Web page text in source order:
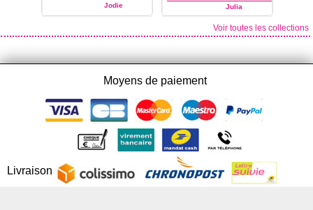
Jodie Julia
LOUISA BRACQ
Voir toutes les collections
Moyens de paiement
Livraison